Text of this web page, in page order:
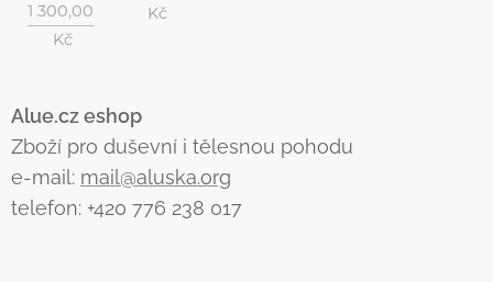
1 300,00
Kč
Kč
Alue.cz eshop
Zboží pro duševní i tělesnou pohodu
e-mail: mail@aluska.org
telefon: +420 776 238 017